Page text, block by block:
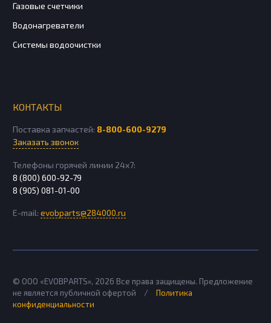
Газовые счетчики
Водонагреватели
Системы водоочистки
КОНТАКТЫ
Поставка запчастей: 8-800-600-9279
Заказать звонок
Телефоны горячей линии 24х7:
8 (800) 600-92-79
8 (905) 081-01-00
E-mail: evobparts@284000.ru
© ООО «EVOBPARTS», 2026 Все права защищены. Предложение
не является публичной офертой
/
Политика
конфиденциальности